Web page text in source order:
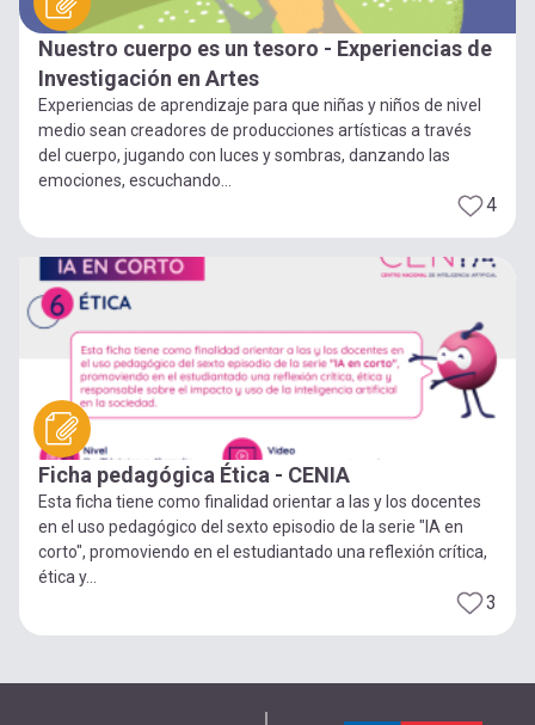
Nuestro cuerpo es un tesoro - Experiencias de
Investigación en Artes
Experiencias de aprendizaje para que niñas y niños de nivel
medio sean creadores de producciones artísticas a través
del cuerpo, jugando con luces y sombras, danzando las
emociones, escuchando...
4
Ficha pedagógica Ética - CENIA
Esta ficha tiene como finalidad orientar a las y los docentes
en el uso pedagógico del sexto episodio de la serie "IA en
corto", promoviendo en el estudiantado una reflexión crítica,
ética y...
3